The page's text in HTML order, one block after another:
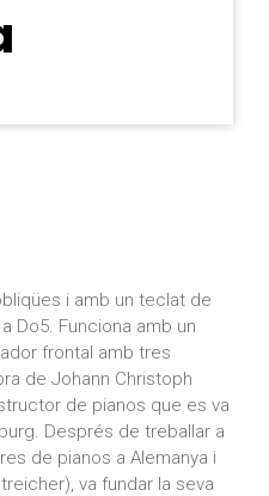
i amb un teclat de
Do5. Funciona amb un
frontal amb tres
de Johann Christoph
de pianos que es va
Després de treballar a
de pianos a Alemanya i
va fundar la seva